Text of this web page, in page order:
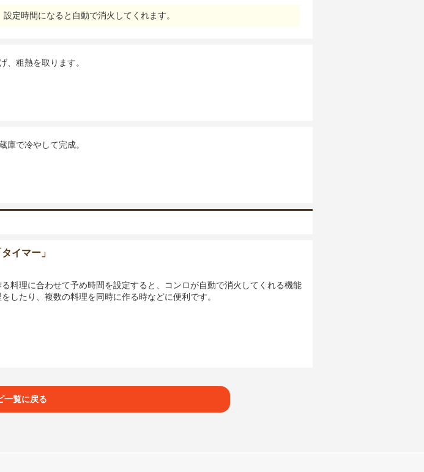
定時間になると自動で消火してくれます。
、粗熱を取ります。
庫で冷やして完成。
イマー」
料理に合わせて予め時間を設定すると、コンロが自動で消火してくれる機能
したり、複数の料理を同時に作る時などに便利です。
一覧に戻る